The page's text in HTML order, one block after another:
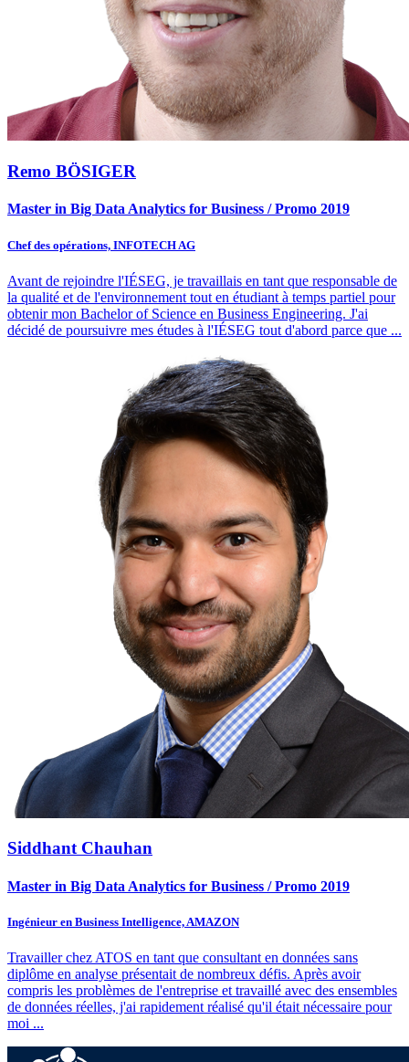
Remo BÖSIGER
Master in Big Data Analytics for Business / Promo 2019
Chef des opérations, INFOTECH AG
Avant de rejoindre l'IÉSEG, je travaillais en tant que responsable de
la qualité et de l'environnement tout en étudiant à temps partiel pour
obtenir mon Bachelor of Science en Business Engineering. J'ai
décidé de poursuivre mes études à l'IÉSEG tout d'abord parce que ...
Siddhant Chauhan
Master in Big Data Analytics for Business / Promo 2019
Ingénieur en Business Intelligence, AMAZON
Travailler chez ATOS en tant que consultant en données sans
diplôme en analyse présentait de nombreux défis. Après avoir
compris les problèmes de l'entreprise et travaillé avec des ensembles
de données réelles, j'ai rapidement réalisé qu'il était nécessaire pour
moi ...